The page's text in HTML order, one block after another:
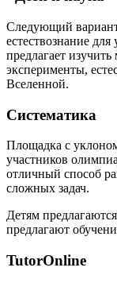
Следующий
естествознание
предлагает
эксперименты,
Вселенной.
Систематика
Площадка с
участников
отличный способ
сложных задач.
Детям
предлагают
TutorOnline